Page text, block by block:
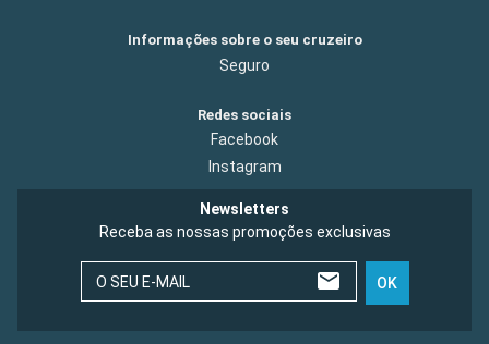
Informações sobre o seu cruzeiro
Seguro
Redes sociais
Facebook
Instagram
Newsletters
Receba as nossas promoções exclusivas
O SEU E-MAIL OK